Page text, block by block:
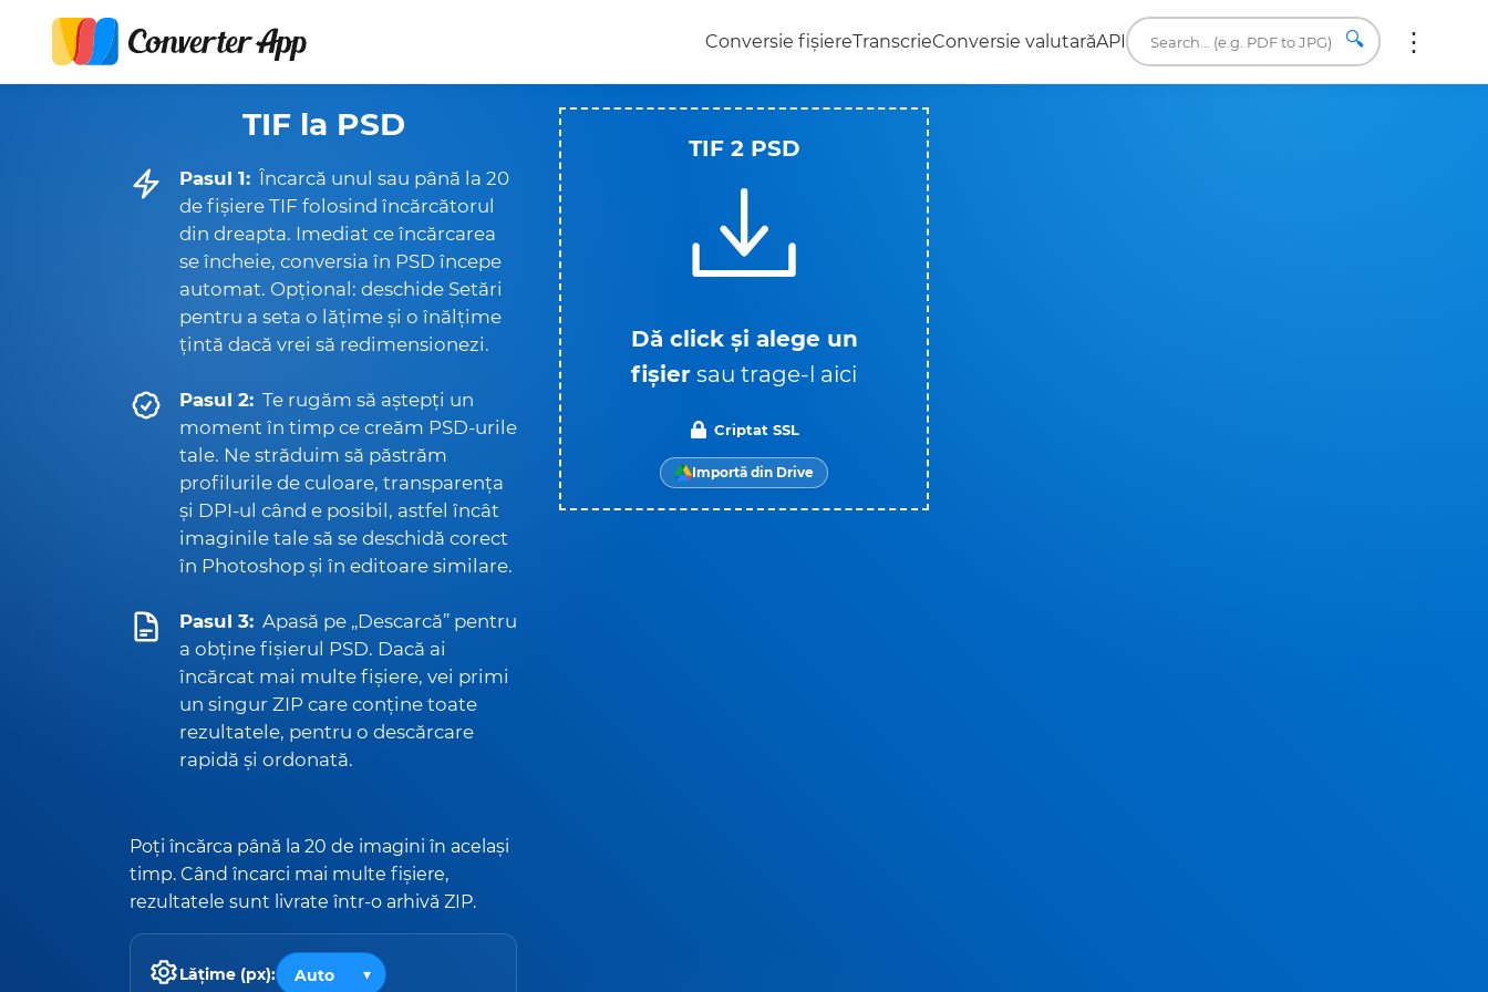
Conversie fișiereTranscrieConversie valutarăAPI 🔍
TIF la PSD
Pasul 1: Încarcă unul sau până la 20
de fișiere TIF folosind încărcătorul
din dreapta. Imediat ce încărcarea
se încheie, conversia în PSD începe
automat. Opțional: deschide Setări
pentru a seta o lățime și o înălțime
țintă dacă vrei să redimensionezi.
Pasul 2: Te rugăm să aștepți un
moment în timp ce creăm PSD-urile
tale. Ne străduim să păstrăm
profilurile de culoare, transparența
și DPI-ul când e posibil, astfel încât
imaginile tale să se deschidă corect
în Photoshop și în editoare similare.
Pasul 3: Apasă pe „Descarcă” pentru
a obține fișierul PSD. Dacă ai
încărcat mai multe fișiere, vei primi
un singur ZIP care conține toate
rezultatele, pentru o descărcare
rapidă și ordonată.
Poți încărca până la 20 de imagini în același
timp. Când încarci mai multe fișiere,
rezultatele sunt livrate într-o arhivă ZIP.
Lățime (px):
TIF 2 PSD
Dă click și alege un
fișier sau trage-l aici
Criptat SSL
Importă din Drive